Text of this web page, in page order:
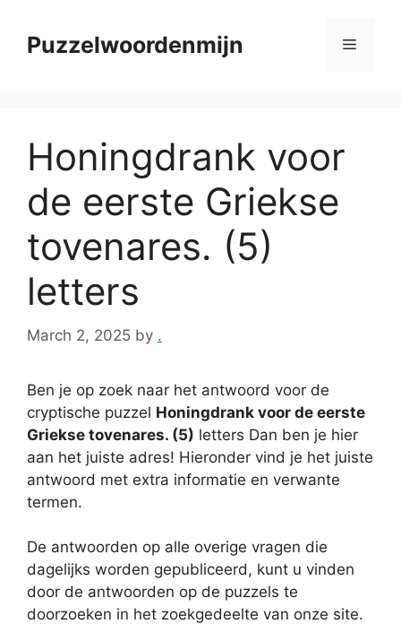
contentPuzzelwoordenmijn Menu
Honingdrank voor
de eerste Griekse
tovenares. (5)
letters
March 2, 2025 by .
Ben je op zoek naar het antwoord voor de
cryptische puzzel Honingdrank voor de eerste
Griekse tovenares. (5) letters Dan ben je hier
aan het juiste adres! Hieronder vind je het juiste
antwoord met extra informatie en verwante
termen.
De antwoorden op alle overige vragen die
dagelijks worden gepubliceerd, kunt u vinden
door de antwoorden op de puzzels te
doorzoeken in het zoekgedeelte van onze site.